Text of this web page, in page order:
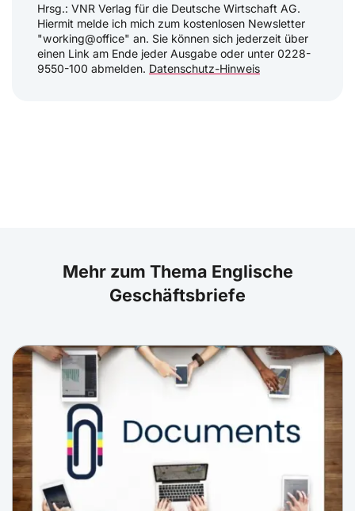
Hrsg.: VNR Verlag für die Deutsche Wirtschaft AG.
Hiermit melde ich mich zum kostenlosen Newsletter
"working@office" an. Sie können sich jederzeit über
einen Link am Ende jeder Ausgabe oder unter 0228-
9550-100 abmelden. Datenschutz-Hinweis
Mehr zum Thema Englische
Geschäftsbriefe